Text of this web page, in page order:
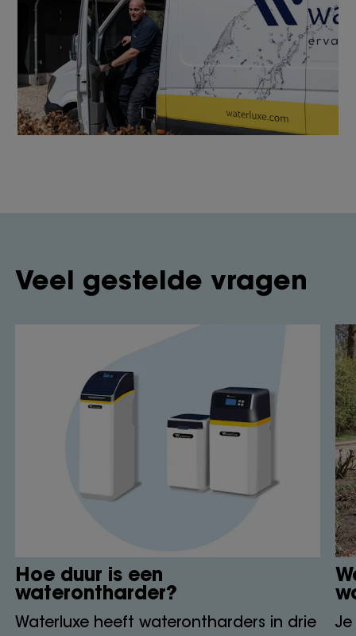
Veel gestelde vragen
Hoe duur is een
waterontharder?
Waterluxe heeft waterontharders in drie